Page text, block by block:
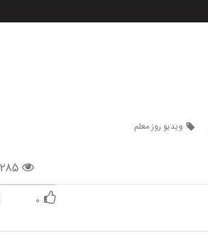
ویدیو روز معلم
۲۸۵
۰